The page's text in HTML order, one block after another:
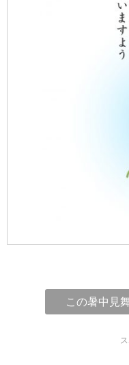
この暑中見